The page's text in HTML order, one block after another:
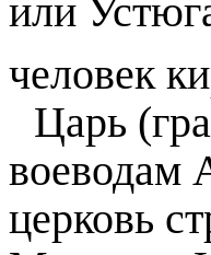
или
человек
Царь
церковь